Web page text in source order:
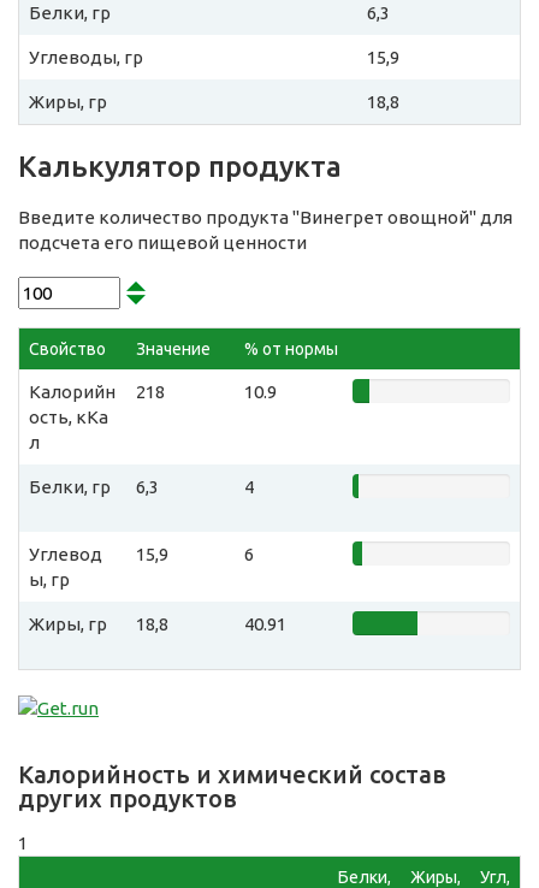
Белки, гр 6,3
Углеводы, гр 15,9
Жиры, гр 18,8
Калькулятор продукта
Введите количество продукта "Винегрет овощной" для
подсчета его пищевой ценности
Свойство Значение % от нормы
Калорийн
ость, кКа
л
218 10.9
Белки, гр 6,3 4
Углевод
ы, гр
15,9 6
Жиры, гр 18,8 40.91
Калорийность и химический состав
других продуктов
1
Белки,
Жиры,
Угл,